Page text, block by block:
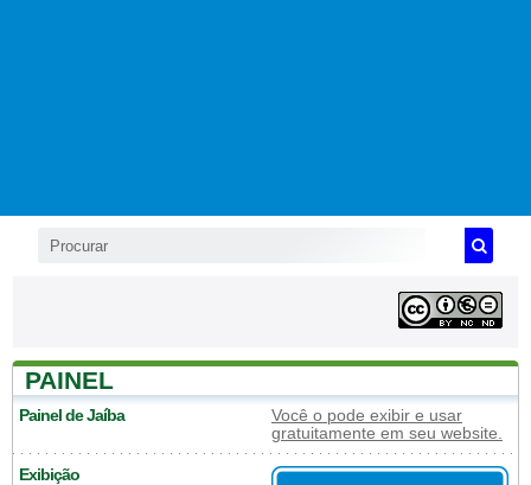
PAINEL
Painel de Jaíba
Você o pode exibir e usar
gratuitamente em seu website.
Exibição